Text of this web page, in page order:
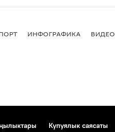
ИНФОГРАФИКА ВИДЕО
Купуялык саясаты